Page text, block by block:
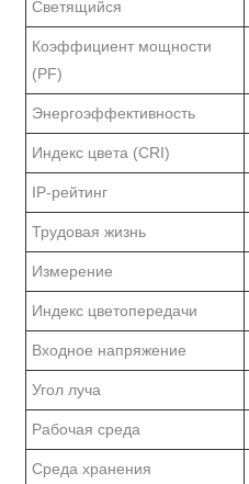
Светящийся
Коэффициент мощности
(PF)
Энергоэффективность
Индекс цвета (CRI)
IP-рейтинг
Трудовая жизнь
Измерение
Индекс цветопередачи
Входное напряжение
Угол луча
Рабочая среда
Среда хранения